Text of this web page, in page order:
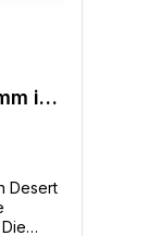
in
Desert